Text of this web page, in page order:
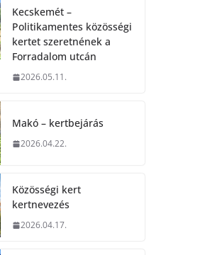
Kecskemét –
Politikamentes közösségi
kertet szeretnének a
Forradalom utcán
2026.05.11.
Makó – kertbejárás
2026.04.22.
Közösségi kert
kertnevezés
2026.04.17.